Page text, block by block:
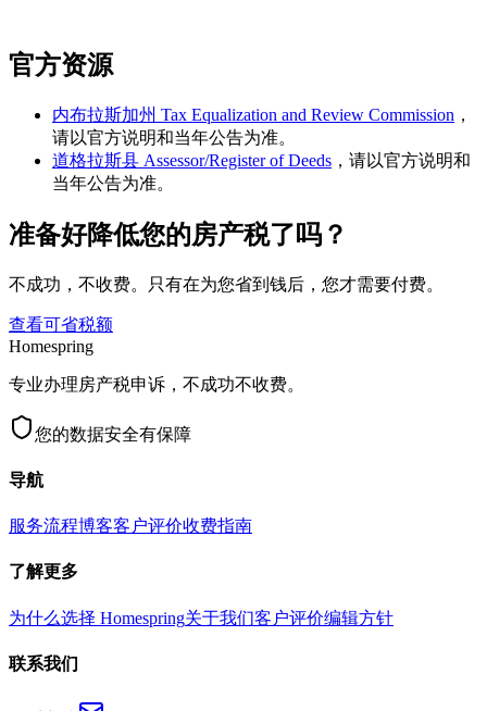
官方资源
内布拉斯加州 Tax Equalization and Review Commission ，
请以官方说明和当年公告为准。
道格拉斯县 Assessor/Register of Deeds ，请以官方说明和
当年公告为准。
准备好降低您的房产税了吗？
不成功，不收费。只有在为您省到钱后，您才需要付费。
查看可省税额
Homespring
专业办理房产税申诉，不成功不收费。
您的数据安全有保障
导航
服务流程博客客户评价收费指南
了解更多
为什么选择 Homespring关于我们客户评价编辑方针
联系我们